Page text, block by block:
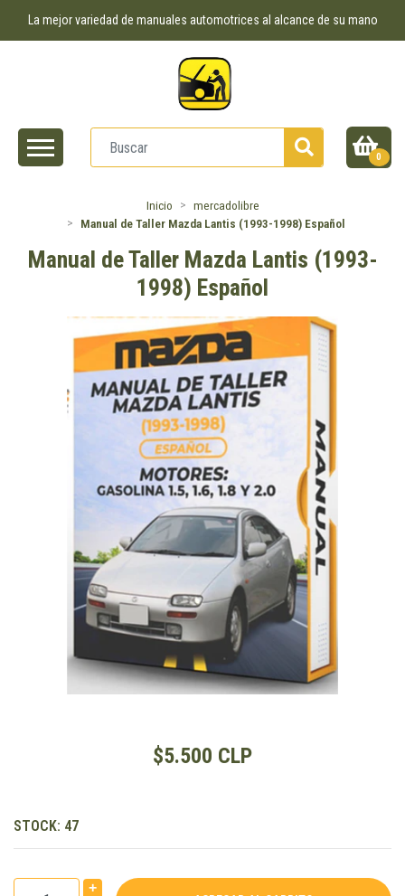
La mejor variedad de manuales automotrices al alcance de su mano
0
Inicio
mercadolibre
Manual de Taller Mazda Lantis (1993-1998) Español
Manual de Taller Mazda Lantis (1993-
1998) Español
$5.500 CLP
STOCK: 47
+